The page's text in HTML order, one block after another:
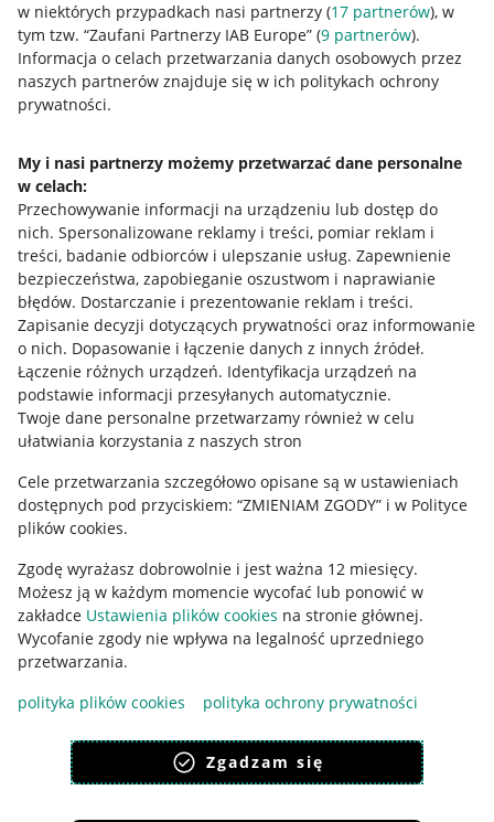
w niektórych przypadkach nasi partnerzy (17 partnerów), w
tym tzw. “Zaufani Partnerzy IAB Europe” (9 partnerów).
Informacja o celach przetwarzania danych osobowych przez
naszych partnerów znajduje się w ich politykach ochrony
prywatności.
My i nasi partnerzy możemy przetwarzać dane personalne
w celach:
Przechowywanie informacji na urządzeniu lub dostęp do
nich. Spersonalizowane reklamy i treści, pomiar reklam i
treści, badanie odbiorców i ulepszanie usług. Zapewnienie
bezpieczeństwa, zapobieganie oszustwom i naprawianie
błędów. Dostarczanie i prezentowanie reklam i treści.
Zapisanie decyzji dotyczących prywatności oraz informowanie
o nich. Dopasowanie i łączenie danych z innych źródeł.
Łączenie różnych urządzeń. Identyfikacja urządzeń na
podstawie informacji przesyłanych automatycznie.
Twoje dane personalne przetwarzamy również w celu
ułatwiania korzystania z naszych stron
Cele przetwarzania szczegółowo opisane są w ustawieniach
dostępnych pod przyciskiem: “ZMIENIAM ZGODY” i w Polityce
plików cookies.
Zgodę wyrażasz dobrowolnie i jest ważna 12 miesięcy.
Możesz ją w każdym momencie wycofać lub ponowić w
zakładce Ustawienia plików cookies na stronie głównej.
Wycofanie zgody nie wpływa na legalność uprzedniego
przetwarzania.
polityka plików cookies
polityka ochrony prywatności
Zgadzam się
Przydatne informacje
Jak to działa
Allegro Gadane dla sprzedających
Allegro Gadane dla kupujących
Mapa miejscowości
Informacje prawne
Regulamin
Polityka plików "cookies"
Ustawienia plików "cookies"
Udostępnianie lokalizacji
Informacje dla Aktu o Usługach Cyfrowych
Pobierz aplikację